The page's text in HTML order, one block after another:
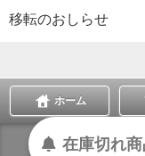
移転のおしらせ
ホーム
表示切
在庫切れ